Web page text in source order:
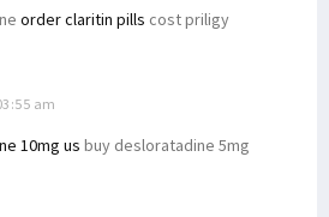
order claritin pills cost priligy
am
10mg us buy desloratadine 5mg